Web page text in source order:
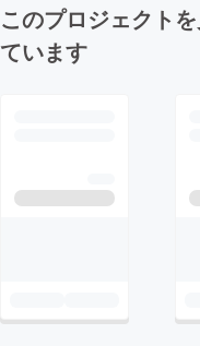
このプロジェクト
ています